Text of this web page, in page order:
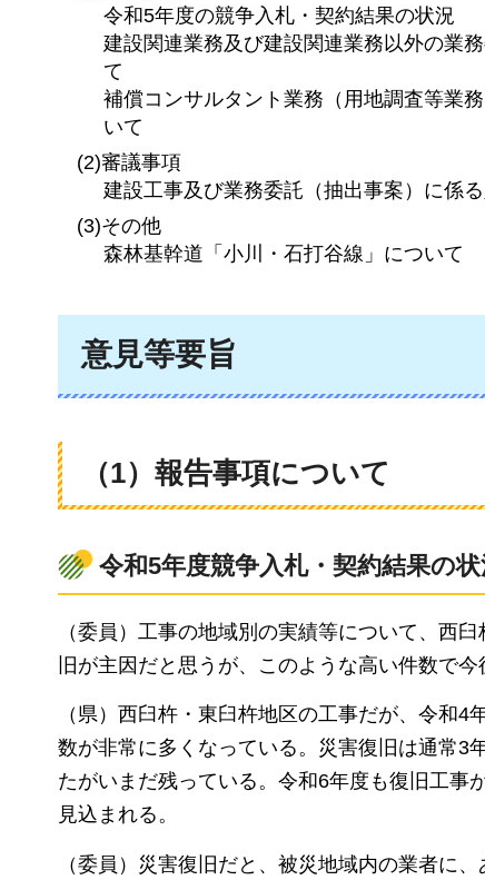
令和5年度の競争入札・契約結果の状況
建設関連業務及び建設関連業務以外の業
て
補償コンサルタント業務（用地調査等業
いて
(2)審議事項
建設工事及び業務委託（抽出事案）に係
(3)その他
森林基幹道「小川・石打谷線」について
意見等要旨
（1）報告事項について
令和5年度競争入札・契約結果の
（委員）工事の地域別の実績等について、西
旧が主因だと思うが、このような高い件数で
（県）西臼杵・東臼杵地区の工事だが、令和
数が非常に多くなっている。災害復旧は通常3
たがいまだ残っている。令和6年度も復旧工事
見込まれる。
（委員）災害復旧だと、被災地域内の業者に